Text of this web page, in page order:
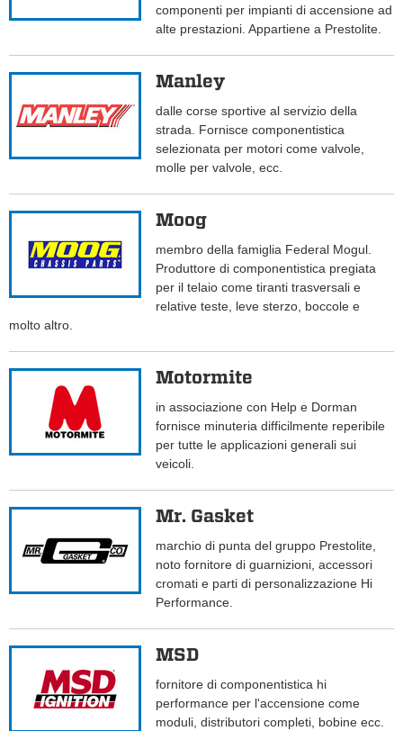
componenti per impianti di accensione ad
alte prestazioni. Appartiene a Prestolite.
Manley
dalle corse sportive al servizio della
strada. Fornisce componentistica
selezionata per motori come valvole,
molle per valvole, ecc.
Moog
membro della famiglia Federal Mogul.
Produttore di componentistica pregiata
per il telaio come tiranti trasversali e
relative teste, leve sterzo, boccole e
molto altro.
Motormite
in associazione con Help e Dorman
fornisce minuteria difficilmente reperibile
per tutte le applicazioni generali sui
veicoli.
Mr. Gasket
marchio di punta del gruppo Prestolite,
noto fornitore di guarnizioni, accessori
cromati e parti di personalizzazione Hi
Performance.
MSD
fornitore di componentistica hi
performance per l'accensione come
moduli, distributori completi, bobine ecc.